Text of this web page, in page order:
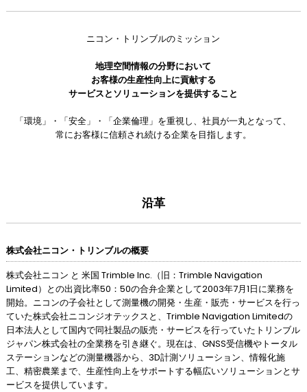
ニコン・トリンブルのミッション
地理空間情報の分野において
お客様の生産性向上に貢献する
サービスとソリューションを提供すること
「環境」・「安全」・「企業倫理」を重視し、社員が一丸となって、
常にお客様に信頼され続ける企業を目指します。
沿革
株式会社ニコン・トリンブルの概要
株式会社ニコン と 米国 Trimble Inc.（旧：Trimble Navigation
Limited）との出資比率50：50の合弁企業として2003年7月1日に業務を
開始。ニコンの子会社として測量機の開発・生産・販売・サービスを行っ
ていた株式会社ニコンジオテックスと、Trimble Navigation Limitedの
日本法人として国内で同社製品の販売・サービスを行っていたトリンブル
ジャパン株式会社の全業務を引き継ぐ。現在は、GNSS受信機やトータル
ステーションなどの測量機器から、3D計測ソリューション、情報化施
工、精密農業まで、生産性向上をサポートする幅広いソリューションとサ
ービスを提供しています。